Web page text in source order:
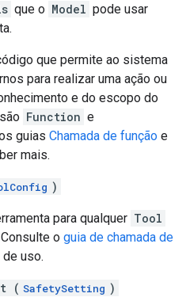
que o Model pode usar
que permite ao sistema
para realizar uma ação ou
e do escopo do
Function e
guias Chamada de função e
mais.
)
para qualquer Tool
o guia de chamada de
uso.
( SafetySetting )